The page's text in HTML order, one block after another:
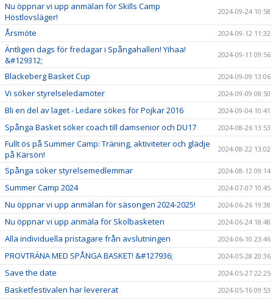
Nu öppnar vi upp anmälan för Skills Camp
Höstlovsläger!
2024-09-24 10:58
Årsmöte 2024-09-12 11:32
Äntligen dags för fredagar i Spångahallen! Yihaa!
&#129312;
2024-09-11 09:56
Blackeberg Basket Cup 2024-09-09 13:06
Vi söker styrelseledamöter 2024-09-09 08:50
Bli en del av laget - Ledare sökes för Pojkar 2016 2024-09-04 10:41
Spånga Basket söker coach till damsenior och DU17 2024-08-26 13:53
Fullt ös på Summer Camp: Träning, aktiviteter och glädje
på Kärsön!
2024-08-22 13:02
Spånga söker styrelsemedlemmar 2024-08-12 09:14
Summer Camp 2024 2024-07-07 10:45
Nu öppnar vi upp anmälan för säsongen 2024-2025! 2024-06-26 19:38
Nu öppnar vi upp anmäla för Skolbasketen 2024-06-24 18:48
Alla individuella pristagare från avslutningen 2024-06-10 23:46
PROVTRÄNA MED SPÅNGA BASKET! &#127936; 2024-05-28 20:36
Save the date 2024-05-27 22:25
Basketfestivalen har levererat 2024-05-16 09:53